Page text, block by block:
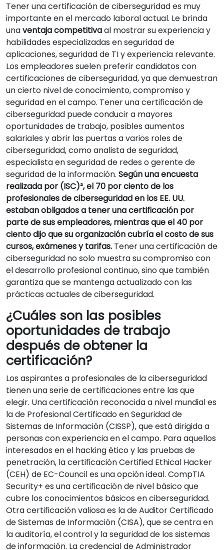
Tener una certificación de ciberseguridad es muy
importante en el mercado laboral actual. Le brinda
unaventaja competitivaal mostrar su experiencia y
habilidades especializadas en seguridad de
aplicaciones, seguridad de TI y experiencia relevante.
Los empleadores suelen preferir candidatos con
certificaciones de ciberseguridad, ya que demuestran
un cierto nivel de conocimiento, compromiso y
seguridad en el campo. Tener una certificación de
ciberseguridad puede conducir a mayores
oportunidades de trabajo, posibles aumentos
salariales y abrir las puertas a varios roles de
ciberseguridad, como analista de seguridad,
especialista en seguridad de redes o gerente de
seguridad de la información. Según una encuesta
realizada por (ISC)², el 70 por ciento de los
profesionales de ciberseguridad en los EE. UU.
estaban obligados a tener una certificación por
parte de sus empleadores, mientras que el 40 por
ciento dijo que su organización cubría el costo de sus
cursos, exámenes y tarifas. Tener una certificación de
ciberseguridad no solo muestra su compromiso con
el desarrollo profesional continuo, sino que también
garantiza que se mantenga actualizado con las
prácticas actuales de ciberseguridad.
¿Cuáles son las posibles
oportunidades de trabajo
después de obtener la
certificación?
Los aspirantes a profesionales de la ciberseguridad
tienen una serie de certificaciones entre las que
elegir. Una certificación reconocida a nivel mundial es
la de Profesional Certificado en Seguridad de
Sistemas de Información (CISSP), que está dirigida a
personas con experiencia en el campo. Para aquellos
interesados en el hacking ético y las pruebas de
penetración, la certificación Certified Ethical Hacker
(CEH) de EC-Council es una opción ideal. CompTIA
Security+ es una certificación de nivel básico que
cubre los conocimientos básicos en ciberseguridad.
Otra certificación valiosa es la de Auditor Certificado
de Sistemas de Información (CISA), que se centra en
la auditoría, el control y la seguridad de los sistemas
de información. La credencial de Administrador